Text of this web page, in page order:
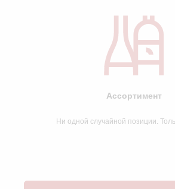
Ассортимент
Ни одной случайной позиции.